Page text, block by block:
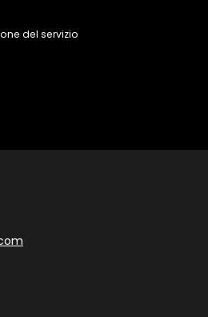
del servizio